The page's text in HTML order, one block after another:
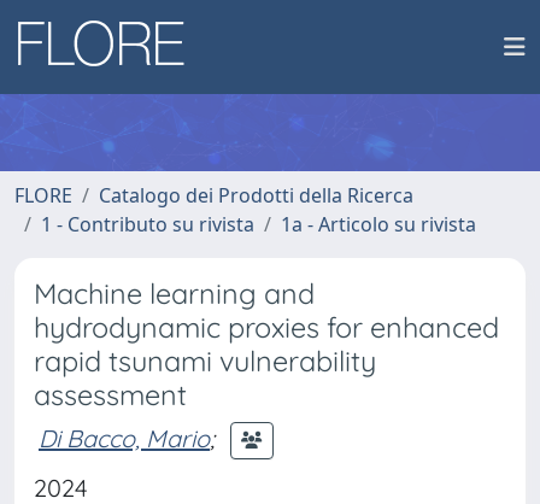
FLORE
Catalogo dei Prodotti della Ricerca
1 - Contributo su rivista
1a - Articolo su rivista
Machine learning and
hydrodynamic proxies for enhanced
rapid tsunami vulnerability
assessment
Di Bacco, Mario;
2024